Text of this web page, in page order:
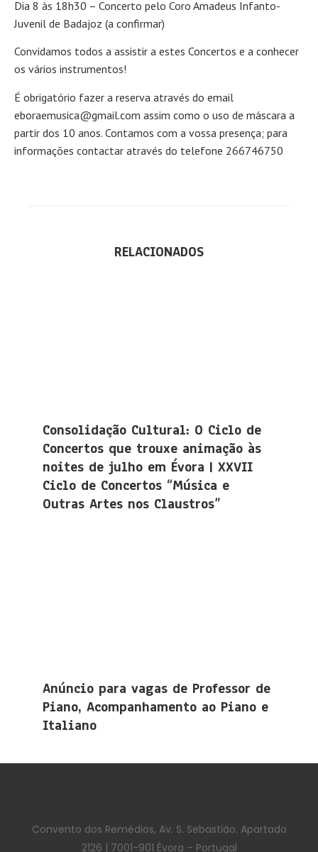
Dia 8 às 18h30 – Concerto pelo Coro Amadeus Infanto-
Juvenil de Badajoz (a confirmar)
Convidamos todos a assistir a estes Concertos e a conhecer
os vários instrumentos!
É obrigatório fazer a reserva através do email
eboraemusica@gmail.com assim como o uso de máscara a
partir dos 10 anos. Contamos com a vossa presença; para
informações contactar através do telefone 266746750
RELACIONADOS
Consolidação Cultural: O Ciclo de
Concertos que trouxe animação às
noites de julho em Évora | XXVII
Ciclo de Concertos “Música e
Outras Artes nos Claustros”
Anúncio para vagas de Professor de
Piano, Acompanhamento ao Piano e
Italiano
Convento dos Remédios, Av. S. Sebastião. Apartado
2126 | 7001-901 Évora – Portugal